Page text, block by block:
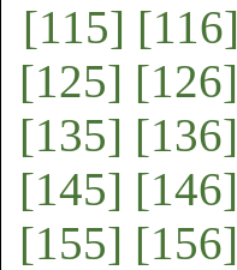
[115] [116]
[125] [126]
[135] [136]
[145] [146]
[155] [156]